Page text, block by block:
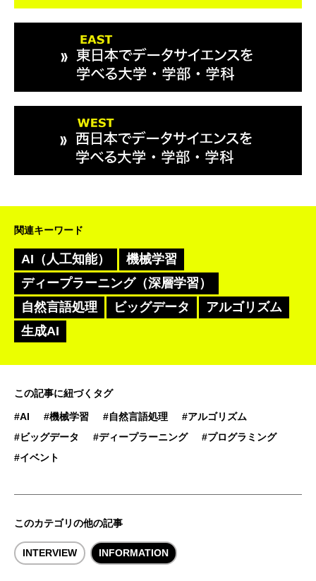
関連キーワード
AI（人工知能）
機械学習
ディープラーニング（深層学習）
自然言語処理
ビッグデータ
アルゴリズム
生成AI
この記事に紐づくタグ
#AI #機械学習 #自然言語処理
#アルゴリズム
#ビッグデータ
#ディープラーニング
#プログラミング
#イベント
このカテゴリの他の記事
INTERVIEW INFORMATION